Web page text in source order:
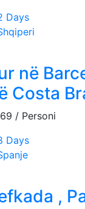
Days
në
Costa
/ Personi
Days
,